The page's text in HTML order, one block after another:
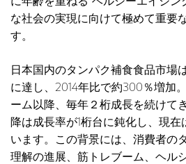
な社会の実現に向けて極めて重要
す。
日本国内のタンパク補食食品市場
に達し、2014年比で約300％増加
ーム以降、毎年２桁成長を続けて
降は成長率が1桁台に鈍化し、現
います。この背景には、消費者の
理解の進展、筋トレブーム、ヘル